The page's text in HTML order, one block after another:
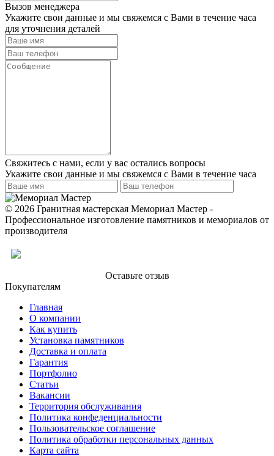
Вызов менеджера
Укажите свои данные и мы свяжемся с Вами в течение часа
для уточнения деталей
Свяжитесь с нами, если у вас остались вопросы
Укажите свои данные и мы свяжемся с Вами в течение часа
© 2026 Гранитная мастерская Мемориал Мастер -
Профессиональное изготовление памятников и мемориалов от
производителя
Оставьте отзыв
Покупателям
Главная
О компании
Как купить
Установка памятников
Доставка и оплата
Гарантия
Портфолио
Статьи
Вакансии
Территория обслуживания
Политика конфеденциальности
Пользовательское соглашение
Политика обработки персональных данных
Карта сайта